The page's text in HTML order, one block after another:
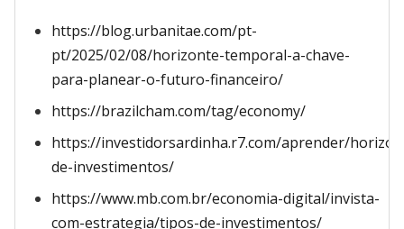
https://blog.urbanitae.com/pt-
pt/2025/02/08/horizonte-temporal-a-chave-
para-planear-o-futuro-financeiro/
https://brazilcham.com/tag/economy/
https://investidorsardinha.r7.com/aprender/
de-investimentos/
https://www.mb.com.br/economia-digital/invista-
com-estrategia/tipos-de-investimentos/